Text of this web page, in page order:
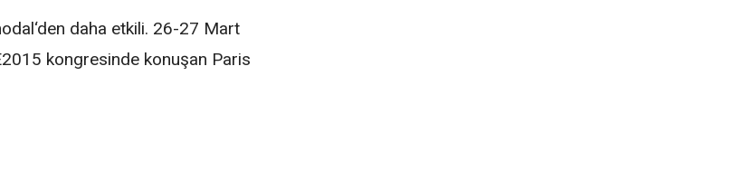
daha etkili. 26-27 Mart
kongresinde konuşan Paris